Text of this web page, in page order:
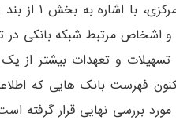
اشخاص مرتبط شبکه بانکی در
و تعهدات بیشتر از
فهرست بانک هایی که
بررسی نهایی قرار گرفته